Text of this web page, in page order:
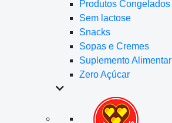
Produtos Congelados
Sem lactose
Snacks
Sopas e Cremes
Suplemento Alimentar
Zero Açúcar